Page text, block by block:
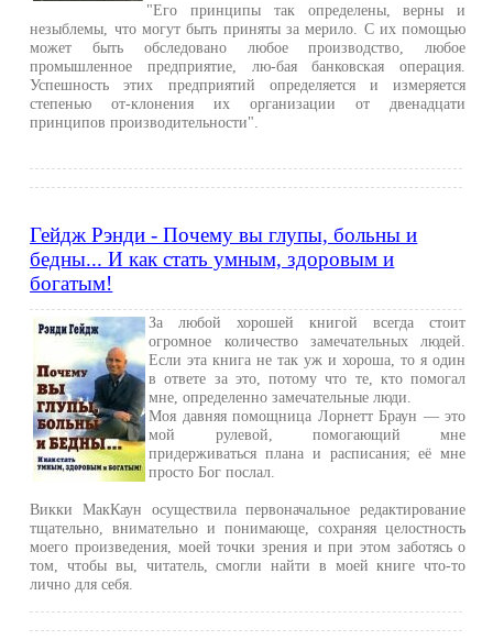
"Его принципы так определены, верны и
незыблемы, что могут быть приняты за мерило. С их помощью
может быть обследовано любое производство, любое
промышленное предприятие, лю-бая банковская операция.
Успешность этих предприятий определяется и измеряется
степенью от-клонения их организации от двенадцати
принципов производительности".
Гейдж Рэнди - Почему вы глупы, больны и
бедны... И как стать умным, здоровым и
богатым!
За любой хорошей книгой всегда стоит
огромное количество замечательных людей.
Если эта книга не так уж и хороша, то я один
в ответе за это, потому что те, кто помогал
мне, определенно замечательные люди.
Моя давняя помощница Лорнетт Браун — это
мой рулевой, помогающий мне
придерживаться плана и расписания; её мне
просто Бог послал.
Викки МакКаун осуществила первоначальное редактирование
тщательно, внимательно и понимающе, сохраняя целостность
моего произведения, моей точки зрения и при этом заботясь о
том, чтобы вы, читатель, смогли найти в моей книге что-то
лично для себя.